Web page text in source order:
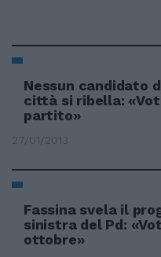
Nessun candidato
città si ribella:
partito»
27/01/2013
Fassina svela il
sinistra del Pd:
ottobre»